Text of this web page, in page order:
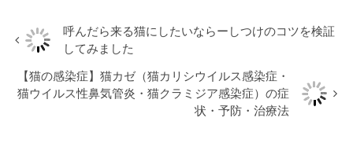
呼んだら来る猫にしたいならーしつけのコツを検証
してみました
【猫の感染症】猫カゼ（猫カリシウイルス感染症・
猫ウイルス性鼻気管炎・猫クラミジア感染症）の症
状・予防・治療法